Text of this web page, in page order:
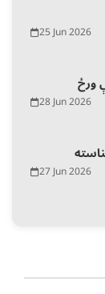
25 Jun 2026
ورځ
28 Jun 2026
27 Jun 2026